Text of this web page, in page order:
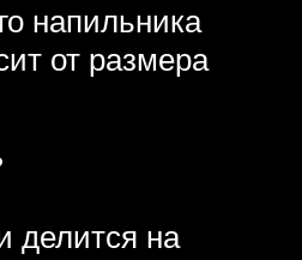
напильника
от размера
делится на